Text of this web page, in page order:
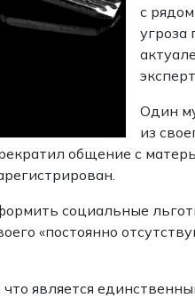
с
угроза
Один
из
общение с
социальные
«постоянно
является